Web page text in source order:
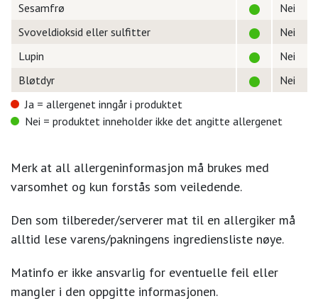
Sesamfrø
Nei
Svoveldioksid eller sulfitter
Nei
Lupin
Nei
Bløtdyr
Nei
Ja = allergenet inngår i produktet
Nei = produktet inneholder ikke det angitte allergenet
Merk at all allergeninformasjon må brukes med
varsomhet og kun forstås som veiledende.
Den som tilbereder/serverer mat til en allergiker må
alltid lese varens/pakningens ingrediensliste nøye.
Matinfo er ikke ansvarlig for eventuelle feil eller
mangler i den oppgitte informasjonen.